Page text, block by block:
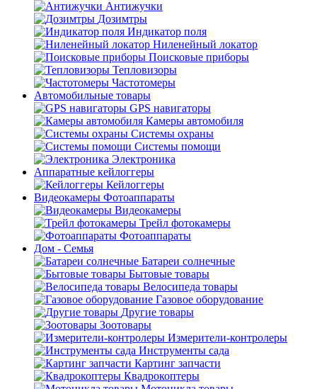
Антижучки
Дозимтры
Индикатор поля
Ниленейный локатор
Поисковые приборы
Тепловизоры
Частотомеры
Автомобильные товары
GPS навигаторы
Камеры автомобиля
Системы охраны
Системы помощи
Электроника
Аппаратные кейлоггеры
Кейлоггеры
Видеокамеры Фотоаппараты
Видеокамеры
Трейл фотокамеры
Фотоаппараты
Дом - Семья
Батареи солнечные
Бытовые товары
Велосипеда товары
Газовое оборудование
Другие товары
Зоотовары
Измерители-контролеры
Инструменты сада
Картинг запчасти
Квадрокоптеры